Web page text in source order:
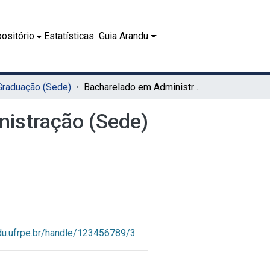
Estatísticas Guia Arandu
(Sede) Bacharelado em Administração (Sede)
(Sede)
handle/123456789/3